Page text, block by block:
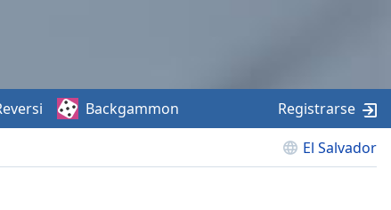
El Salvador
Backgammon Registrarse